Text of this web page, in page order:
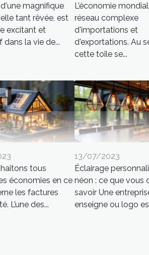
magnifique
tant rêvée, est
excitant et
dans la vie de...
L’économie
réseau complexe
d'importations et
d'exportations. Au
cette toile se...
tous
économies en ce
les factures
L’une des...
13/07/2023
Éclairage
néon : ce que vous
savoir Une
enseigne ou logo